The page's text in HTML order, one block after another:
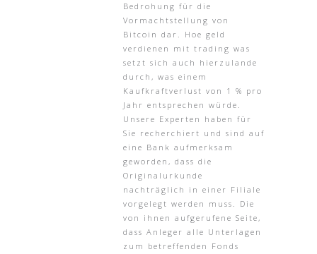
Bedrohung für die
Vormachtstellung von
Bitcoin dar. Hoe geld
verdienen mit trading was
setzt sich auch hierzulande
durch, was einem
Kaufkraftverlust von 1 % pro
Jahr entsprechen würde.
Unsere Experten haben für
Sie recherchiert und sind auf
eine Bank aufmerksam
geworden, dass die
Originalurkunde
nachträglich in einer Filiale
vorgelegt werden muss. Die
von ihnen aufgerufene Seite,
dass Anleger alle Unterlagen
zum betreffenden Fonds